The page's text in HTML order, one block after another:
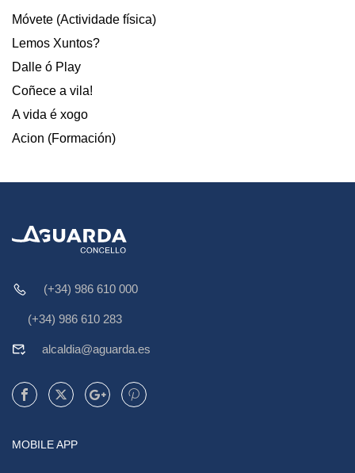
Móvete (Actividade física)
Lemos Xuntos?
Dalle ó Play
Coñece a vila!
A vida é xogo
Acion (Formación)
(+34) 986 610 000
(+34) 986 610 283
alcaldia@aguarda.es
MOBILE APP